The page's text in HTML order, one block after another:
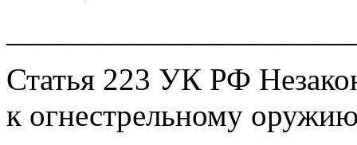
Статья 223 УК РФ
к огнестрельному